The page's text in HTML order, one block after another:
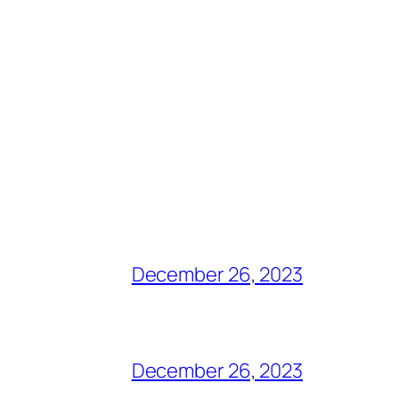
December 26, 2023
December 26, 2023